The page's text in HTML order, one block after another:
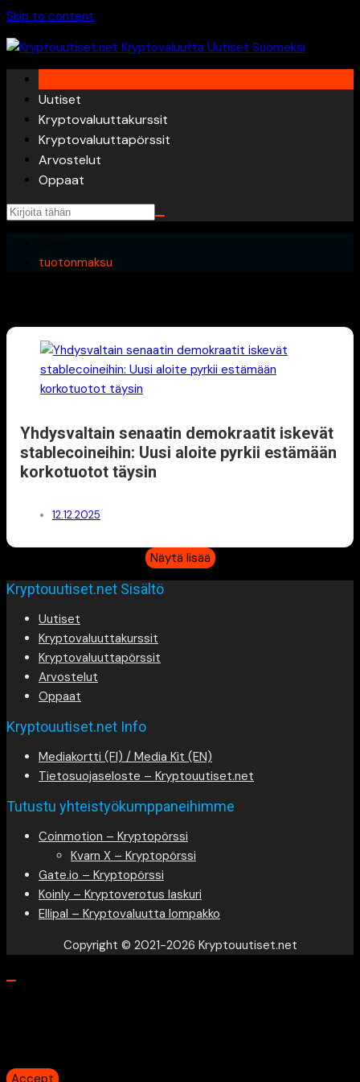
Skip to content
Uutiset
Kryptovaluuttakurssit
Kryptovaluuttapörssit
Arvostelut
Oppaat
tuotonmaksu
Yhdysvaltain senaatin demokraatit iskevät
stablecoineihin: Uusi aloite pyrkii estämään
korkotuotot täysin
12.12.2025
Näytä lisää
Kryptouutiset.net Sisältö
Uutiset
Kryptovaluuttakurssit
Kryptovaluuttapörssit
Arvostelut
Oppaat
Kryptouutiset.net Info
Mediakortti (FI) / Media Kit (EN)
Tietosuojaseloste – Kryptouutiset.net
Tutustu yhteistyökumppaneihimme
Coinmotion – Kryptopörssi
Kvarn X – Kryptopörssi
Gate.io – Kryptopörssi
Koinly – Kryptoverotus laskuri
Ellipal – Kryptovaluutta lompakko
Copyright © 2021-2026 Kryptouutiset.net